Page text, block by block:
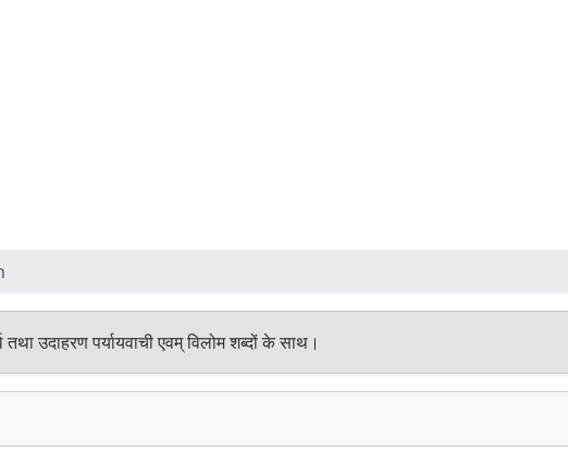
उदाहरण पर्यायवाची एवम् विलोम शब्दों के साथ।